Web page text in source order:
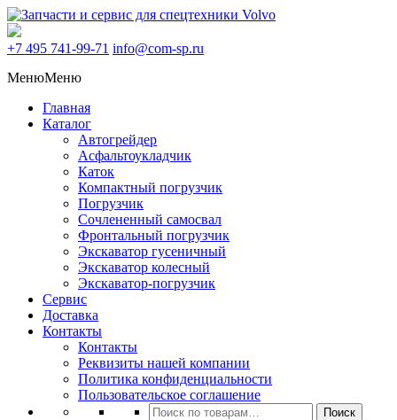
+7 495 741-99-71 info@com-sp.ru
МенюМеню
Главная
Каталог
Автогрейдер
Асфальтоукладчик
Каток
Компактный погрузчик
Погрузчик
Сочлененный самосвал
Фронтальный погрузчик
Экскаватор гусеничный
Экскаватор колесный
Экскаватор-погрузчик
Сервис
Доставка
Контакты
Контакты
Реквизиты нашей компании
Политика конфиденциальности
Пользовательское соглашение
Искать:
Поиск